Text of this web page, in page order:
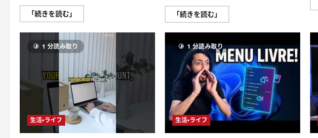
「続きを読む」
Worst
Ever
–
iPad
3
2026!
に
つ
さ
ら
に
読
「続きを読む」
do
parte
modo
organização
visual
modo
aplicativo
em
janelas
に
つ
い
て
さ
1 分読み取り
生活・ライフ
1 分読み取り
生活・ライフ